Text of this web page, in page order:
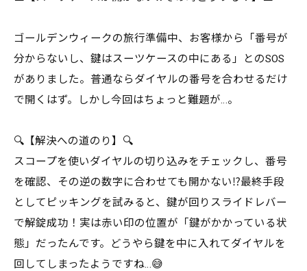
ゴールデンウィークの旅行準備中、お客様から「番号が
分からないし、鍵はスーツケースの中にある」とのSOS
がありました。普通ならダイヤルの番号を合わせるだけ
で開くはず。しかし今回はちょっと難題が…。
🔍【解決への道のり】🔍
スコープを使いダイヤルの切り込みをチェックし、番号
を確認、その逆の数字に合わせても開かない⁉️最終手段
としてピッキングを試みると、鍵が回りスライドレバー
で解錠成功！実は赤い印の位置が「鍵がかかっている状
態」だったんです。どうやら鍵を中に入れてダイヤルを
回してしまったようですね…😅